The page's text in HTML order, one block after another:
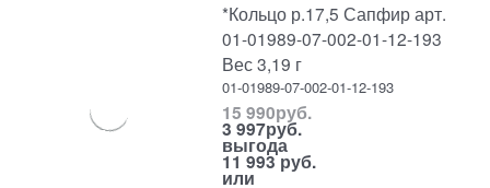
*Кольцо р.17,5 Сапфир арт.
01-01989-07-002-01-12-193
Вес 3,19 г
01-01989-07-002-01-12-193
15 990руб.
3 997руб.
выгода
11 993 руб.
или